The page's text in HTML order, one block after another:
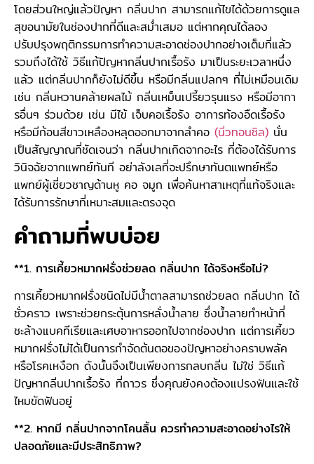
โดยส่วนใหญ่แล้วปัญหา กลิ่นปาก สามารถแก้ไขได้ด้วยการดูแล
สุขอนามัยในช่องปากที่ดีและสม่ำเสมอ แต่หากคุณได้ลอง
ปรับปรุงพฤติกรรมการทำความสะอาดช่องปากอย่างเต็มที่แล้ว
รวมถึงได้ใช้ วิธีแก้ปัญหากลิ่นปากเรื้อรัง มาเป็นระยะเวลาหนึ่ง
แล้ว แต่กลิ่นปากก็ยังไม่ดีขึ้น หรือมีกลิ่นแปลกๆ ที่ไม่เหมือนเดิม
เช่น กลิ่นหวานคล้ายผลไม้ กลิ่นเหม็นเปรี้ยวรุนแรง หรือมีอากา
รอื่นๆ ร่วมด้วย เช่น มีไข้ เจ็บคอเรื้อรัง อาการท้องอืดเรื้อรัง
หรือมีก้อนสีขาวเหลืองหลุดออกมาจากลำคอ (นิ่วทอนซิล) นั่น
เป็นสัญญาณที่ชัดเจนว่า กลิ่นปากเกิดจากอะไร ที่ต้องได้รับการ
วินิจฉัยจากแพทย์ทันที อย่าลังเลที่จะปรึกษาทันตแพทย์หรือ
แพทย์ผู้เชี่ยวชาญด้านหู คอ จมูก เพื่อค้นหาสาเหตุที่แท้จริงและ
ได้รับการรักษาที่เหมาะสมและตรงจุด
คำถามที่พบบ่อย
**1. การเคี้ยวหมากฝรั่งช่วยลด กลิ่นปาก ได้จริงหรือไม่?
การเคี้ยวหมากฝรั่งชนิดไม่มีน้ำตาลสามารถช่วยลด กลิ่นปาก ได้
ชั่วคราว เพราะช่วยกระตุ้นการหลั่งน้ำลาย ซึ่งน้ำลายทำหน้าที่
ชะล้างแบคทีเรียและเศษอาหารออกไปจากช่องปาก แต่การเคี้ยว
หมากฝรั่งไม่ได้เป็นการกำจัดต้นตอของปัญหาอย่างคราบพลัค
หรือโรคเหงือก ดังนั้นจึงเป็นเพียงการกลบกลิ่น ไม่ใช่ วิธีแก้
ปัญหากลิ่นปากเรื้อรัง ที่ถาวร ซึ่งคุณยังคงต้องแปรงฟันและใช้
ไหมขัดฟันอยู่
**2. หากมี กลิ่นปากจากโคนลิ้น ควรทำความสะอาดอย่างไรให้
ปลอดภัยและมีประสิทธิภาพ?